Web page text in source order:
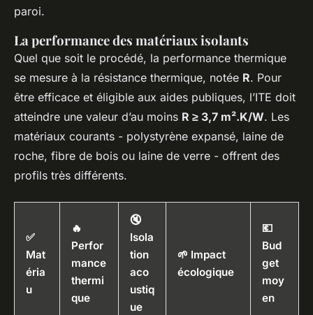
paroi.
La performance des matériaux isolants
Quel que soit le procédé, la performance thermique
se mesure à la résistance thermique, notée R. Pour
être efficace et éligible aux aides publiques, l’ITE doit
atteindre une valeur d’au moins R ≥ 3,7 m².K/W. Les
matériaux courants - polystyrène expansé, laine de
roche, fibre de bois ou laine de verre - offrent des
profils très différents.
✅
Mat
éria
u
🔥
Perfor
mance
thermi
que
🔇
Isola
tion
aco
ustiq
ue
🌱 Impact
écologique
💶
Bud
get
moy
en